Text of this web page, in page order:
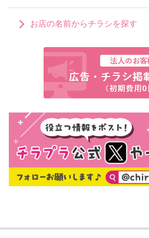
お店の名前からチラシを探す